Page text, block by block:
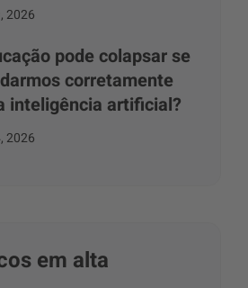
2026
pode colapsar se
corretamente
inteligência artificial?
2026
em alta